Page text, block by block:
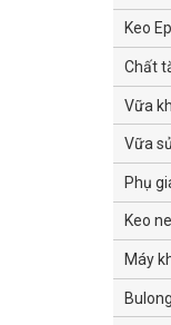
Keo
Chất
Vữa
Vữa
Phụ
Keo
Máy